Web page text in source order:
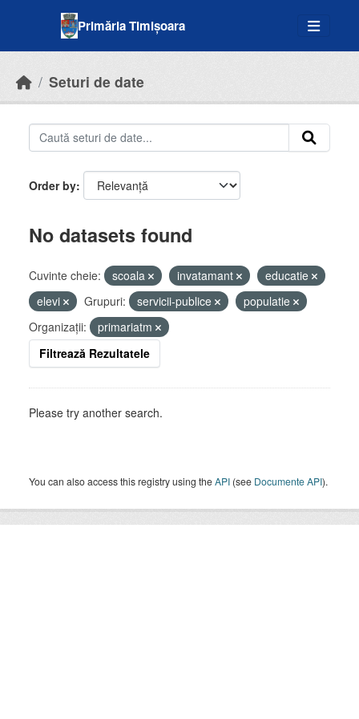
Primăria Timișoara
Seturi de date
Order by
No datasets found
Cuvinte cheie: scoala invatamant
educatie
elevi
Grupuri: servicii-publice
populatie
Organizații:
primariatm
Filtrează Rezultatele
Please try another search.
You can also access this registry using theAPI (see Documente API).